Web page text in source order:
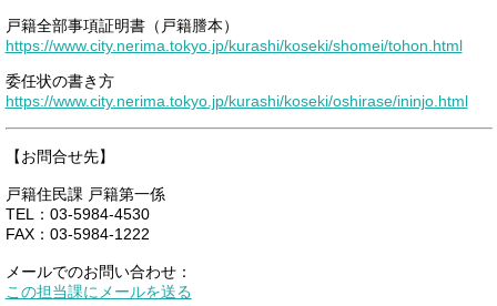
戸籍全部事項証明書（戸籍謄本）
https://www.city.nerima.tokyo.jp/kurashi/koseki/shomei/tohon.html
委任状の書き方
https://www.city.nerima.tokyo.jp/kurashi/koseki/oshirase/ininjo.html
【お問合せ先】
戸籍住民課 戸籍第一係
TEL：03-5984-4530
FAX：03-5984-1222
メールでのお問い合わせ：
この担当課にメールを送る